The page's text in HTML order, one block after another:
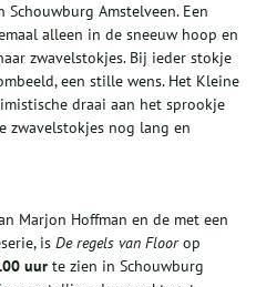
Schouwburg Amstelveen. Een
alleen in de sneeuw hoop en
zwavelstokjes. Bij ieder stokje
een stille wens. Het Kleine
draai aan het sprookje
zwavelstokjes nog lang en
Marjon Hoffman en de met een
is De regels van Floorop
uur te zien in Schouwburg